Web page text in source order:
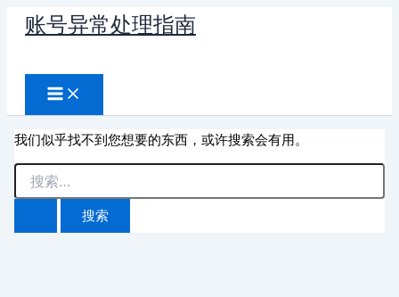
账号异常处理指南
索
我们似乎找不到您想要的东西，或许搜索会有用。
搜
索：